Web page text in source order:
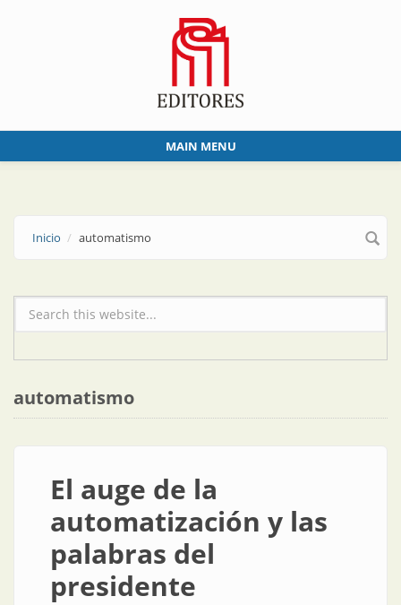
MAIN MENU
Inicio automatismo
Formulario de búsqueda
automatismo
El auge de la
automatización y las
palabras del
presidente